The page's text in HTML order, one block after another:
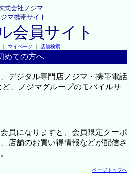
式会社ノジマ
ジマ携帯サイト
会員サイト
｜ マイページ ｜ 店舗検索
めての方へ
デジタル専門店ノジマ・携帯電話
、ノジマグループのモバイルサ
員になりますと、会員限定クーポ
店舗のお買い得情報などが配信さ
ページトップへ